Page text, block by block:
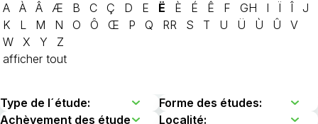
A
À Â Æ B C Ç D E Ë È É Ê F GH I Ï Î
J
K
L M N O Ô Œ P Q RR S T U Ü Ù Û
V
W
X Y
Z
afficher tout